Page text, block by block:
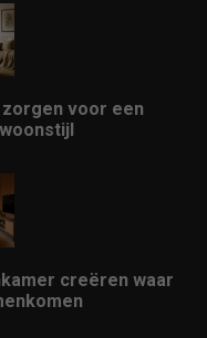
voor een
creëren waar